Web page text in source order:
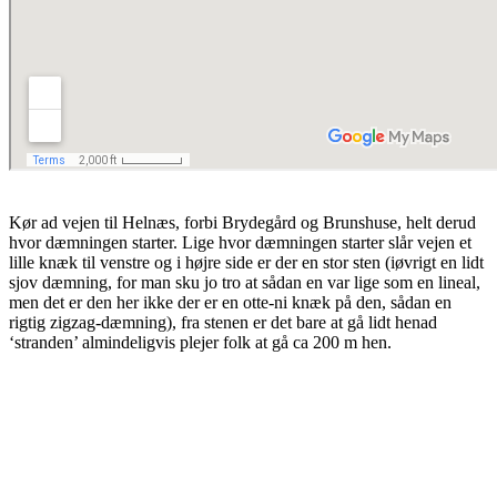
Kør ad vejen til Helnæs, forbi Brydegård og Brunshuse, helt derud
hvor dæmningen starter. Lige hvor dæmningen starter slår vejen et
lille knæk til venstre og i højre side er der en stor sten (iøvrigt en lidt
sjov dæmning, for man sku jo tro at sådan en var lige som en lineal,
men det er den her ikke der er en otte-ni knæk på den, sådan en
rigtig zigzag-dæmning), fra stenen er det bare at gå lidt henad
‘stranden’ almindeligvis plejer folk at gå ca 200 m hen.